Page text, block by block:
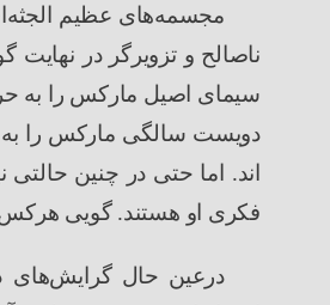
مجسمههای عظیم الجثه
ناصالح و تزویرگر در نهایت
سیمای اصیل مارکس را به
دویست سالگی مارکس را به
اند. اما حتی در چنین
فکری او هستند. گویی
درعین حال گرایشهای